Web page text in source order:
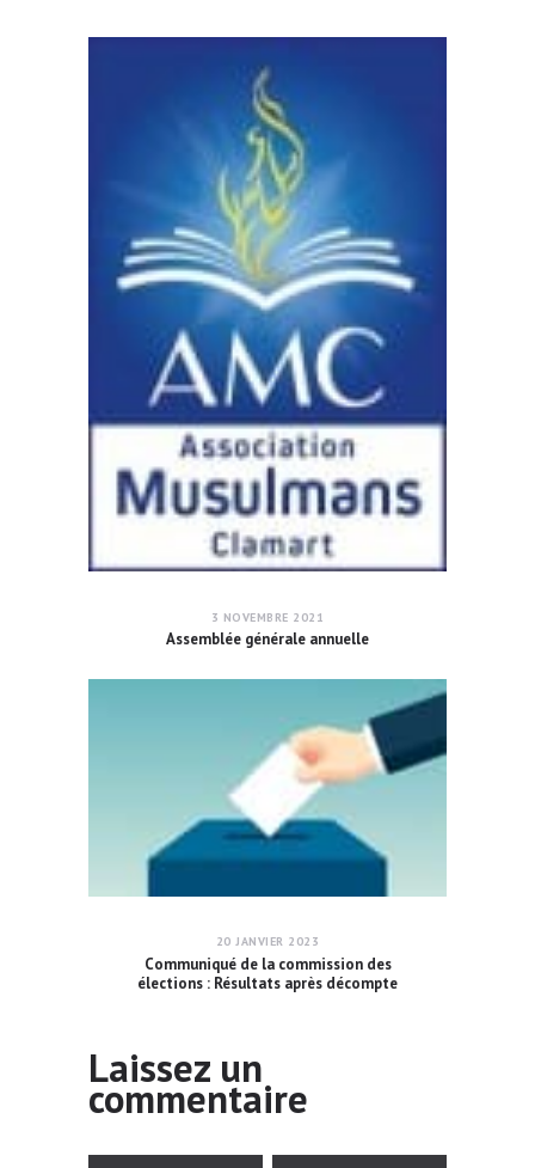
3 NOVEMBRE 2021
Assemblée générale annuelle
20 JANVIER 2023
Communiqué de la commission des
élections : Résultats après décompte
Laissez un
commentaire